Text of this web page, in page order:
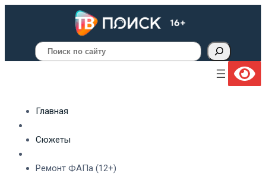
Поиск
Главная
Сюжеты
Ремонт ФАПа (12+)